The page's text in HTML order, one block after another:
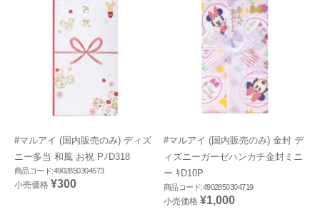
#マルアイ (国内販売のみ) ディズ
ニー多当 和風 お祝 PﾉD318
商品コード:4902850304573
小売価格 ¥300
#マルアイ (国内販売のみ) 金封 デ
ィズニーガーゼハンカチ金封ミニ
ー ｷD10P
商品コード:4902850304719
小売価格 ¥1,000